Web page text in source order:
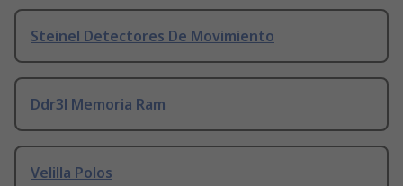
Steinel Detectores De Movimiento
Ddr3l Memoria Ram
Velilla Polos